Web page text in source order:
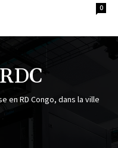
0
en RD Congo, dans la ville